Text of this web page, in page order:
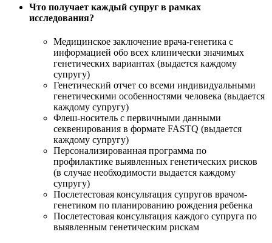
Что получает каждый супруг в рамках
исследования?
Медицинское заключение врача-генетика с
информацией обо всех клинически значимых
генетических вариантах (выдается каждому
супругу)
Генетический отчет со всеми индивидуальными
генетическими особенностями человека (выдается
каждому супругу)
Флеш-носитель с первичными данными
секвенирования в формате FASTQ (выдается
каждому супругу)
Персонализированная программа по
профилактике выявленных генетических рисков
(в случае необходимости выдается каждому
супругу)
Послетестовая консультация супругов врачом-
генетиком по планированию рождения ребенка
Послетестовая консультация каждого супруга по
выявленным генетическим рискам